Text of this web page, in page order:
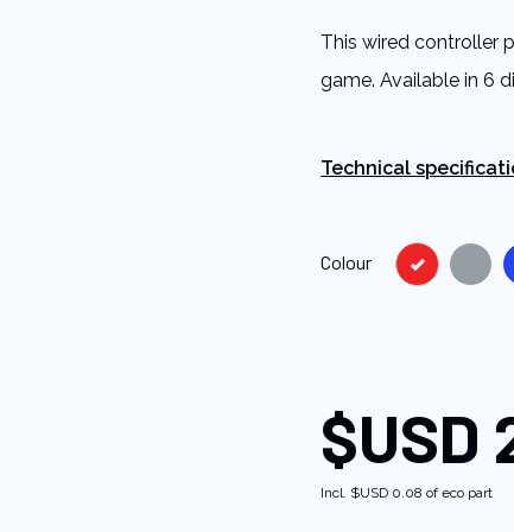
average
value.
Same
page
This wired controller
game. Available in 6
Technical
Colour
$USD
Incl. $USD 0.08 of eco part